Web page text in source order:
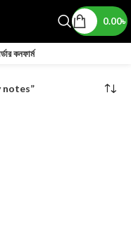
0.00৳
কনফার্ম
notes”